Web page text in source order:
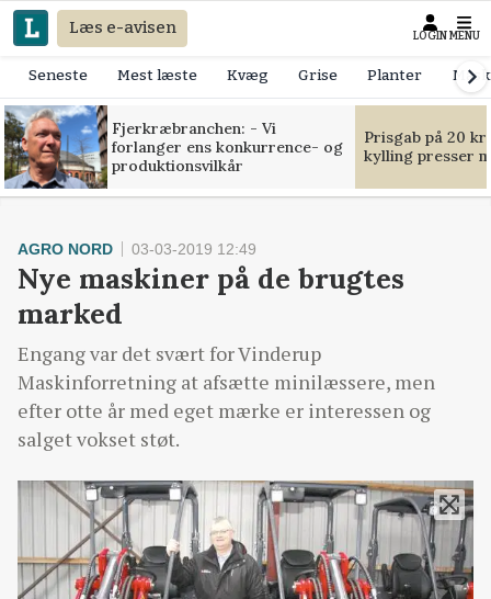
Læs e-avisen LOGIN MENU
Seneste Mest læste Kvæg Grise Planter
Fjerkræbranchen: - Vi
forlanger ens konkurrence- og
produktionsvilkår
Prisgab på 20
kylling presser
AGRO NORD 03-03-2019 12:49
Nye maskiner på de brugtes
marked
Engang var det svært for Vinderup
Maskinforretning at afsætte minilæssere, men
efter otte år med eget mærke er interessen og
salget vokset støt.